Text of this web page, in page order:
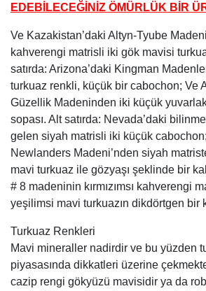
EDEBİLECEĞİNİZ ÖMÜRLÜK BİR
Ve Kazakistan’daki Altyn-Tyube
kahverengi matrisli iki gök mavisi
satırda: Arizona’daki Kingman
turkuaz renkli, küçük bir cabochon; Ve
Güzellik Madeninden iki küçük
sopası. Alt satırda: Nevada’daki
gelen siyah matrisli iki küçük
Newlanders Madeni’nden siyah
mavi turkuaz ile gözyaşı şeklinde bir
# 8 madeninin kırmızımsı kahverengi
yeşilimsi mavi turkuazın dikdörtgen bir
Turkuaz Renkleri
Mavi mineraller nadirdir ve bu yüzden
piyasasında dikkatleri üzerine
cazip rengi gökyüzü mavisidir ya da